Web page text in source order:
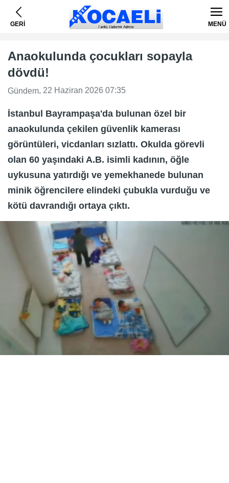
GERİ MENÜ
Anaokulunda çocukları sopayla
dövdü!
Gündem, 22 Haziran 2026 07:35
İstanbul Bayrampaşa'da bulunan özel bir
anaokulunda çekilen güvenlik kamerası
görüntüleri, vicdanları sızlattı. Okulda görevli
olan 60 yaşındaki A.B. isimli kadının, öğle
uykusuna yatırdığı ve yemekhanede bulunan
minik öğrencilere elindeki çubukla vurduğu ve
kötü davrandığı ortaya çıktı.